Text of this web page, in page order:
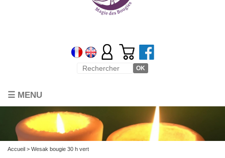
☰ MENU
Accueil > Wesak bougie 30 h vert